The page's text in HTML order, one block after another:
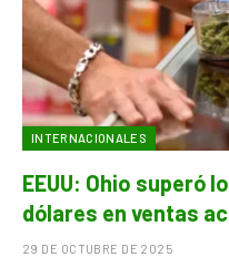
INTERNACIONALES
EEUU: Ohio superó
dólares en ventas
29 DE OCTUBRE DE 2025